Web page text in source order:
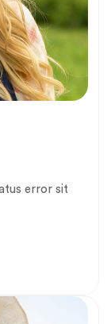
error sit